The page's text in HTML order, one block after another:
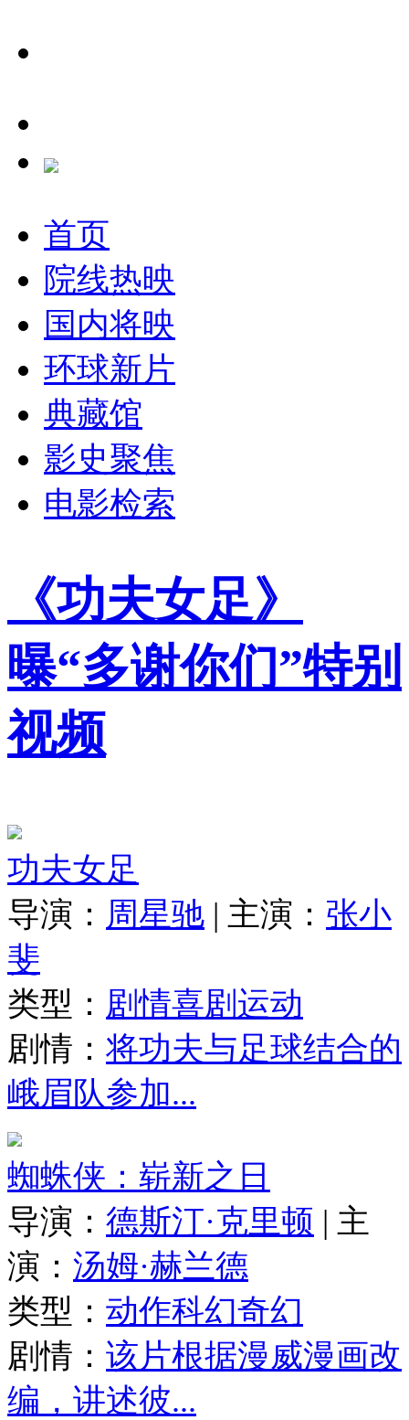
首页
院线热映
国内将映
环球新片
典藏馆
影史聚焦
电影检索
《功夫女足》
曝“多谢你们”特别
视频
功夫女足
导演： 周星驰 | 主演： 张小
斐
类型： 剧情喜剧 运动
剧情： 将功夫与足球结合的
峨眉队参加...
蜘蛛侠：崭新之日
导演： 德斯汀·克里顿 | 主
演： 汤姆·赫兰德
类型： 动作科幻奇幻
剧情： 该片根据漫威漫画改
编，讲述彼...